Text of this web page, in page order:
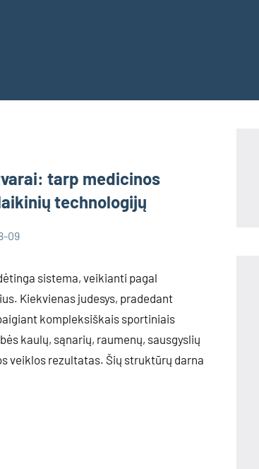
tarp medicinos
technologijų
09
sistema, veikianti pagal
Kiekvienas judesys, pradedant
kompleksiškais sportiniais
kaulų, sąnarių, raumenų, sausgyslių
veiklos rezultatas. Šių struktūrų darna